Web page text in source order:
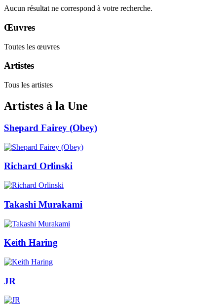
Aucun résultat ne correspond à votre recherche.
Œuvres
Toutes les œuvres
Artistes
Tous les artistes
Artistes à la Une
Shepard Fairey (Obey)
Richard Orlinski
Takashi Murakami
Keith Haring
JR